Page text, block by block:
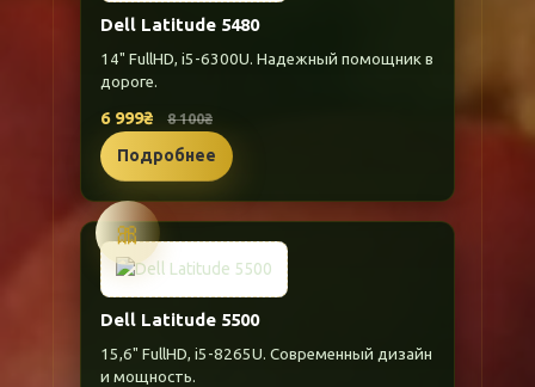
Dell Latitude 5480
14" FullHD, i5-6300U. Надежный помощник в
дороге.
6 999₴ 8 100₴
Подробнее
🎀
Dell Latitude 5500
15,6" FullHD, i5-8265U. Современный дизайн
и мощность.